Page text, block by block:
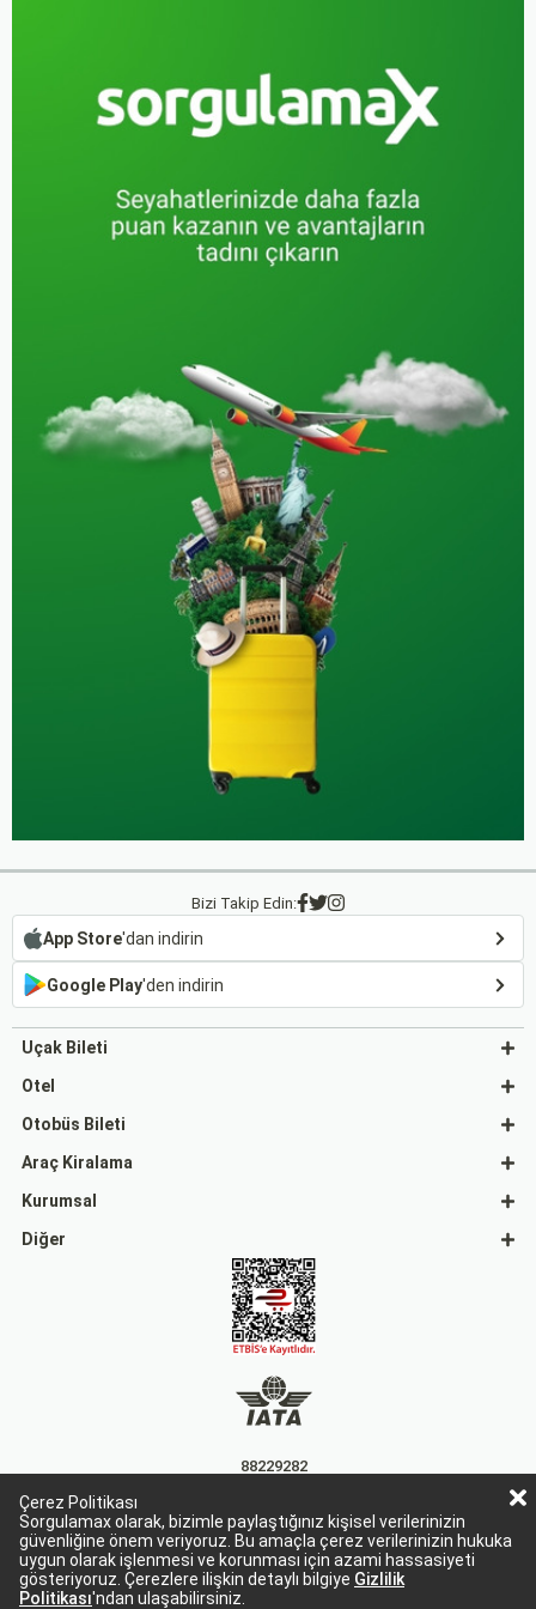
Çerez Politikası
Sorgulamax olarak, bizimle paylaştığınız kişisel verilerinizin
güvenliğine önem veriyoruz. Bu amaçla çerez verilerinizin hukuka
uygun olarak işlenmesi ve korunması için azami hassasiyeti
gösteriyoruz. Çerezlere ilişkin detaylı bilgiye Gizlilik
Politikası'ndan ulaşabilirsiniz.
Bizi Takip Edin:
App Store'dan indirin
Google Play'den indirin
Uçak Bileti
Otel
Otobüs Bileti
Araç Kiralama
Kurumsal
Diğer
88229282
15863